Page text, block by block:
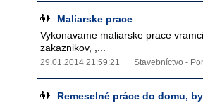
Maliarske prace
Vykonavame maliarske prace
zakaznikov, ,...
29.01.2014 21:59:21 Stavebníctvo -
Remeselné práce do domu,